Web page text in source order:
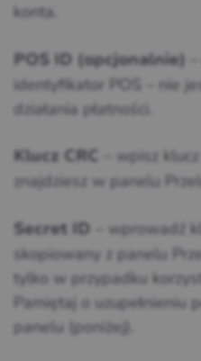
konta.
POS ID (opcjonalnie)
identyfikator POS – nie
działania płatności.
Klucz CRC
– wpisz
znajdziesz w panelu
Secret ID
– wprowadź
skopiowany z panelu
tylko w przypadku
Pamiętaj o uzupełnieniu
panelu (poniżej).